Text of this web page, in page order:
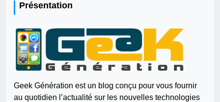
Présentation
Geek Génération est un blog conçu pour vous fournir
au quotidien l’actualité sur les nouvelles technologies